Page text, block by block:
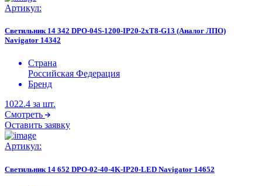
Артикул:
Светильник 14 342 DPO-04S-1200-IP20-2хТ8-G13 (Аналог ЛПО)
Navigator 14342
Страна
Российская Федерация
Бренд
1022.4 за шт.
Смотреть
Оставить заявку
Артикул:
Светильник 14 652 DPO-02-40-4K-IP20-LED Navigator 14652